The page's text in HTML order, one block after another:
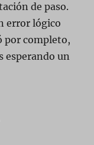
de paso.
error lógico
por completo,
esperando un